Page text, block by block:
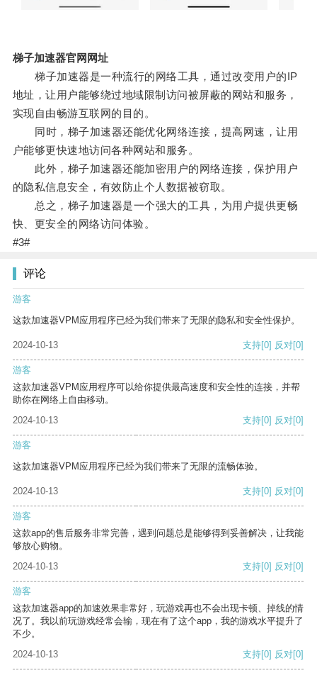
梯子加速器官网网址
梯子加速器是一种流行的网络工具，通过改变用户的IP
地址，让用户能够绕过地域限制访问被屏蔽的网站和服务，
实现自由畅游互联网的目的。
同时，梯子加速器还能优化网络连接，提高网速，让用
户能够更快速地访问各种网站和服务。
此外，梯子加速器还能加密用户的网络连接，保护用户
的隐私信息安全，有效防止个人数据被窃取。
总之，梯子加速器是一个强大的工具，为用户提供更畅
快、更安全的网络访问体验。
#3#
评论
游客
这款加速器VPM应用程序已经为我们带来了无限的隐私和安全性保护。
2024-10-13 支持[0] 反对[0]
游客
这款加速器VPM应用程序可以给你提供最高速度和安全性的连接，并帮
助你在网络上自由移动。
2024-10-13
支持[0] 反对[0]
游客
这款加速器VPM应用程序已经为我们带来了无限的流畅体验。
2024-10-13 支持[0] 反对[0]
游客
这款app的售后服务非常完善，遇到问题总是能够得到妥善解决，让我能
够放心购物。
2024-10-13
支持[0] 反对[0]
游客
这款加速器app的加速效果非常好，玩游戏再也不会出现卡顿、掉线的情
况了。我以前玩游戏经常会输，现在有了这个app，我的游戏水平提升了
不少。
2024-10-13
支持[0] 反对[0]